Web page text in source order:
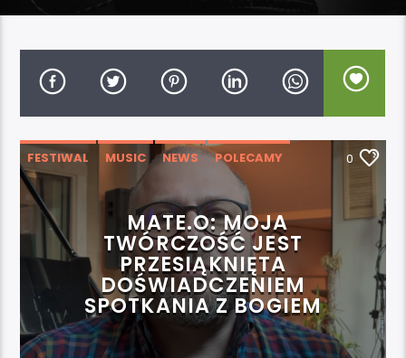
FESTIWAL MUSIC NEWS POLECAMY 0
MATE.O: MOJA
TWÓRCZOŚĆ JEST
PRZESIĄKNIĘTA
DOŚWIADCZENIEM
SPOTKANIA Z BOGIEM